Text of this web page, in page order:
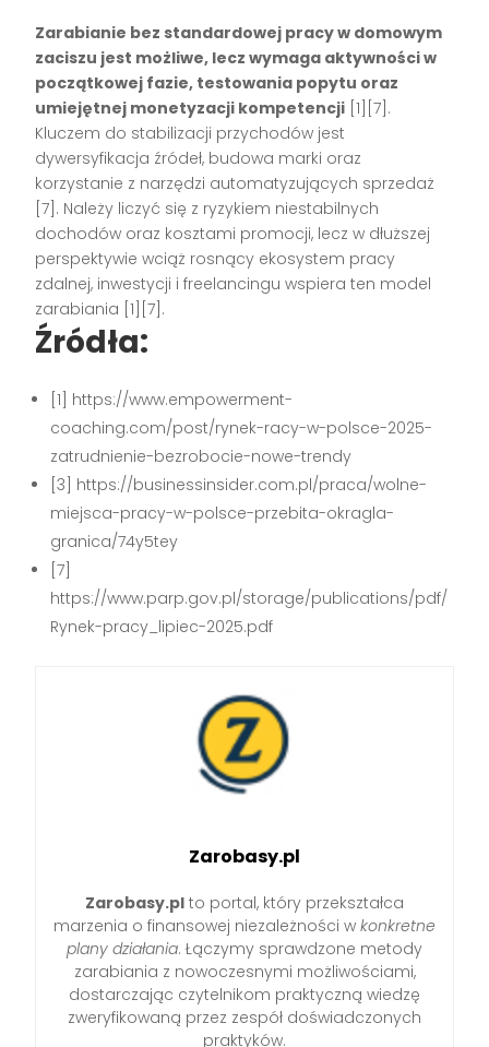
Zarabianie bez standardowej pracy w domowym
zaciszu jest możliwe, lecz wymaga aktywności w
początkowej fazie, testowania popytu oraz
umiejętnej monetyzacji kompetencji [1][7] .
Kluczem do stabilizacji przychodów jest
dywersyfikacja źródeł, budowa marki oraz
korzystanie z narzędzi automatyzujących sprzedaż
[7] . Należy liczyć się z ryzykiem niestabilnych
dochodów oraz kosztami promocji, lecz w dłuższej
perspektywie wciąż rosnący ekosystem pracy
zdalnej, inwestycji i freelancingu wspiera ten model
zarabiania [1][7] .
Źródła:
[1] https://www.empowerment-
coaching.com/post/rynek-racy-w-polsce-2025-
zatrudnienie-bezrobocie-nowe-trendy
[3] https://businessinsider.com.pl/praca/wolne-
miejsca-pracy-w-polsce-przebita-okragla-
granica/74y5tey
[7]
https://www.parp.gov.pl/storage/publications/pdf/
Rynek-pracy_lipiec-2025.pdf
Zarobasy.pl
Zarobasy.pl to portal, który przekształca
marzenia o finansowej niezależności w konkretne
plany działania. Łączymy sprawdzone metody
zarabiania z nowoczesnymi możliwościami,
dostarczając czytelnikom praktyczną wiedzę
zweryfikowaną przez zespół doświadczonych
praktyków.